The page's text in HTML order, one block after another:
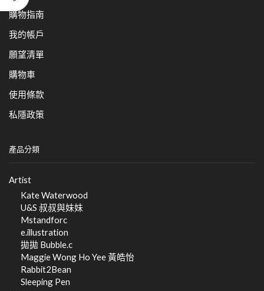
購物指南
我的帳戶
願望清單
購物車
使用條款
私隱政策
產品分類
Artist
Kate Waterwood
U&S 叔叔與妹妹
Mstandforc
e.illustration
拋拋 Bubble.c
Maggie Wong Ho Yee 黃皓怡
Rabbit2Bean
Sleeping Pen